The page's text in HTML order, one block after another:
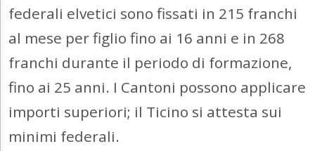
federali elvetici sono fissati in 215 franchi
al mese per figlio fino ai 16 anni e in 268
franchi durante il periodo di formazione,
fino ai 25 anni. I Cantoni possono applicare
importi superiori; il Ticino si attesta sui
minimi federali.